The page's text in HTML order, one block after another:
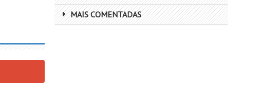
MAIS COMENTADAS